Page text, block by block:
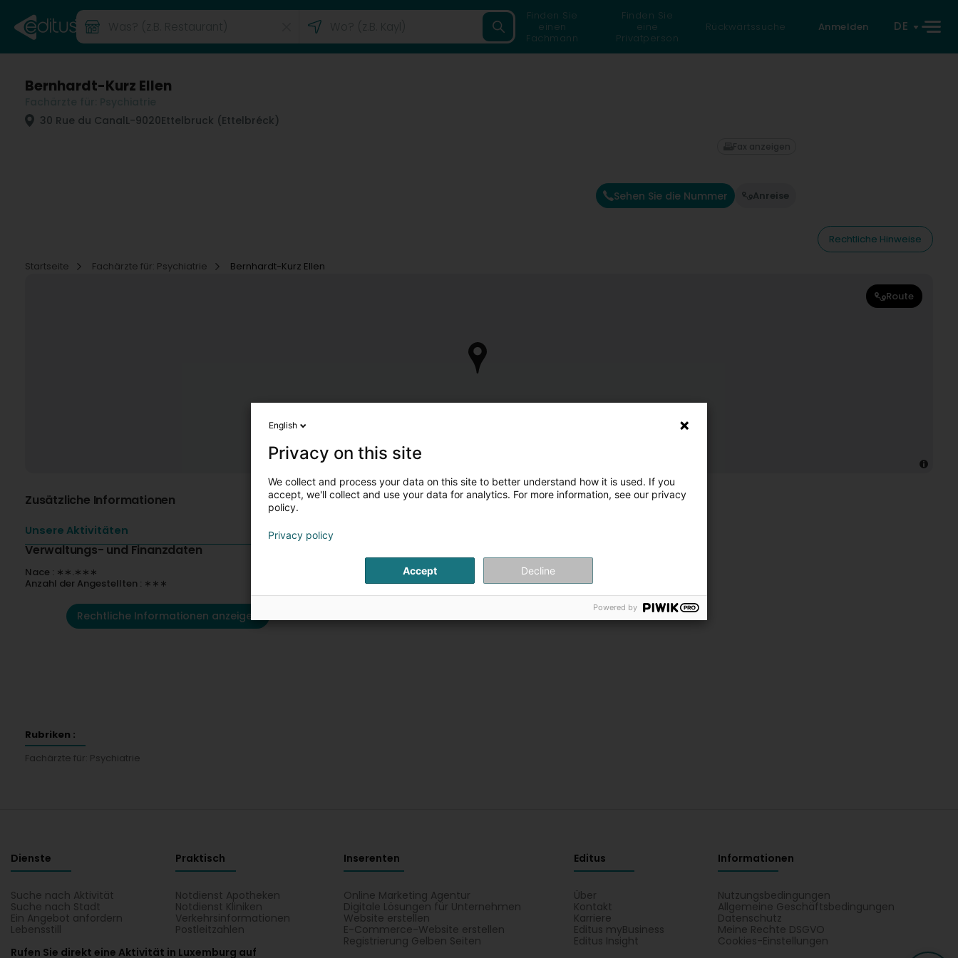
Finden Sie
einen
Fachmann
Finden Sie
eine
Privatperson
Rückwärtssuche Anmelden DE
Bernhardt-Kurz Ellen
30 Rue du CanalL-9020Ettelbruck (Ettelbréck)
Sehen Sie die Nummer Anreise
Fax anzeigen
Rechtliche Hinweise
Startseite
Fachärzte für: Psychiatrie Bernhardt-Kurz Ellen
Route
Zusätzliche Informationen
Unsere Aktivitäten
Verwaltungs- und Finanzdaten
Nace : ∗∗.∗∗∗
Anzahl der Angestellten : ∗∗∗
Rechtliche Informationen anzeigen
Rubriken :
Fachärzte für: Psychiatrie
Dienste
Suche nach Aktivität
Suche nach Stadt
Ein Angebot anfordern
Lebensstill
Praktisch
Notdienst Apotheken
Notdienst Kliniken
Verkehrsinformationen
Postleitzahlen
Inserenten
Online Marketing Agentur
Digitale Lösungen für Unternehmen
Website erstellen
E-Commerce-Website erstellen
Registrierung Gelben Seiten
Editus
Über
Kontakt
Karriere
Editus myBusiness
Editus Insight
Informationen
Nutzungsbedingungen
Allgemeine Geschäftsbedingungen
Datenschutz
Meine Rechte DSGVO
Cookies-Einstellungen
Rufen Sie direkt eine Aktivität in Luxemburg auf
English
Privacy on this site
We collect and process your data on this site to better understand how it is used. If you
accept, we'll collect and use your data for analytics. For more information, see our privacy
policy.
Privacy policy
Accept Decline
Powered by